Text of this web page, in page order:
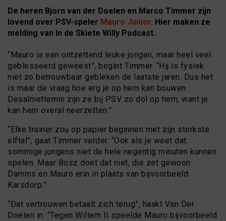
De heren Bjorn van der Doelen en Marco Timmer zijn
lovend over PSV-speler Mauro Junior. Hier maken ze
melding van In de Skiete Willy Podcast.
“Mauro is een ontzettend leuke jongen, maar heel veel
geblesseerd geweest”, begint Timmer. “Hij is fysiek
niet zo betrouwbaar gebleken de laatste jaren. Dus het
is maar de vraag hoe erg je op hem kan bouwen.
Desalniettemin zijn ze bij PSV zo dol op hem, want je
kan hem overal neerzetten.”
“Elke trainer zou op papier beginnen met zijn sterkste
elftal”, gaat Timmer verder. “Ook als je weet dat
sommige jongens niet de hele negentig minuten kunnen
spelen. Maar Bosz doet dat niet, die zet gewoon
Damms en Mauro erin in plaats van bijvoorbeeld
Karsdorp.”
“Dat vertrouwen betaalt zich terug”, haakt Van Der
Doelen in. “Tegen Willem II speelde Mauro bijvoorbeeld